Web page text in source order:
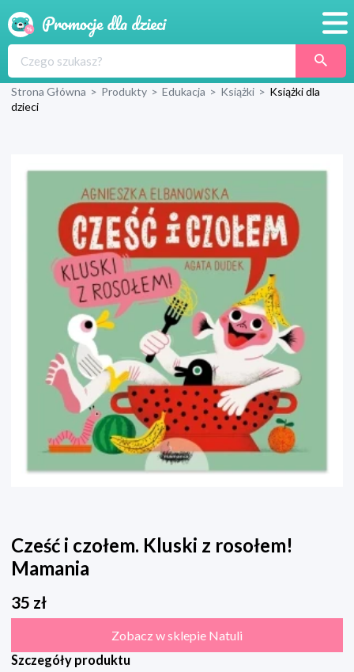
Produkty
Blog
Wyprawka
Strona Główna > Produkty > Edukacja > Książki > Książki dla
dzieci
Cześć i czołem. Kluski z rosołem!
Mamania
35 zł
Zobacz w sklepie Natuli
Szczegóły produktu